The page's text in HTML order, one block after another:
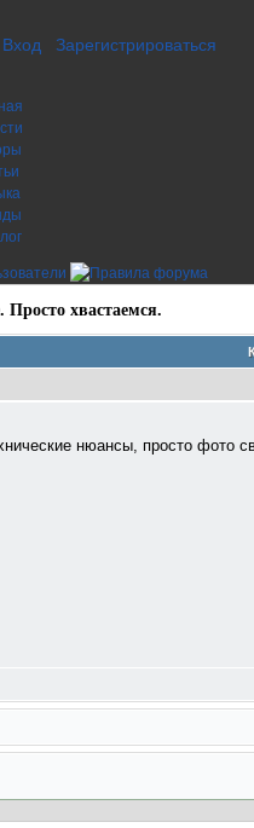
Вход Зарегистрироваться
хвастаемся.
нюансы, просто фото